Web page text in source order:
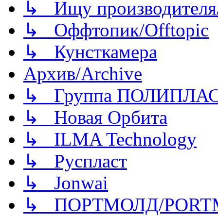
↳ Ищу
↳ Оффтопик/Offtopic
↳ Кунсткамера
Архив/Archive
↳ Группа
↳ Новая Орбита
↳ ILMA Technology
↳ Руспласт
↳ Jonwai
↳ ПОРТМОЛД/